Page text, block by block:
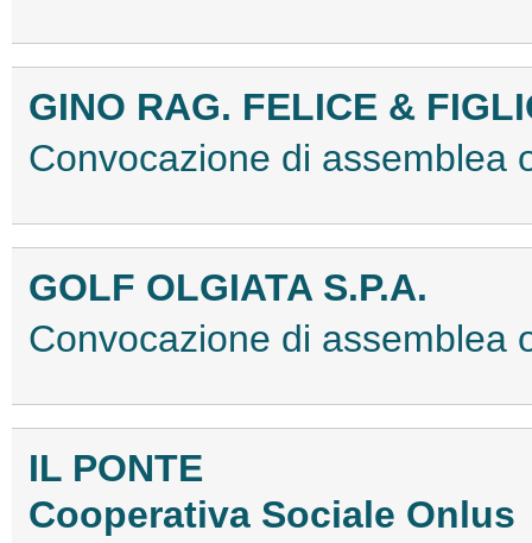
GINO RAG. FELICE &
Convocazione di assemblea
GOLF OLGIATA S.P.A.
Convocazione di assemblea
IL PONTE
Cooperativa Sociale Onlus